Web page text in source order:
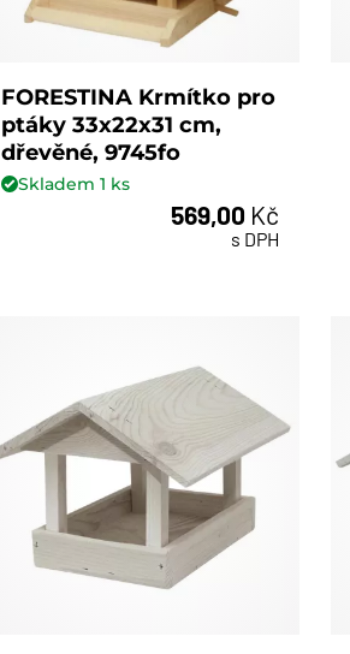
FORESTINA Krmítko pro
ptáky 33x22x31 cm,
dřevěné, 9745fo
Skladem1 ks
569,00 Kč
s DPH